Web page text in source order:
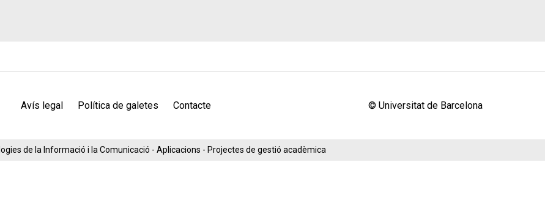
Avís legal Política de galetes Contacte © Universitat de Barcelona
de la Informació i la Comunicació - Aplicacions - Projectes de gestió acadèmica